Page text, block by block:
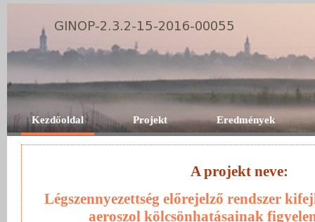
Kezdőoldal Projekt Eredmények
A projekt neve:
Légszennyezettség előrejelző rendszer
aeroszol kölcsönhatásainak